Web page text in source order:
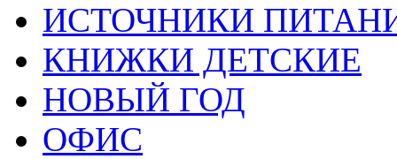
ИСТОЧНИКИ
КНИЖКИ ДЕТСКИЕ
НОВЫЙ ГОД
ОФИС